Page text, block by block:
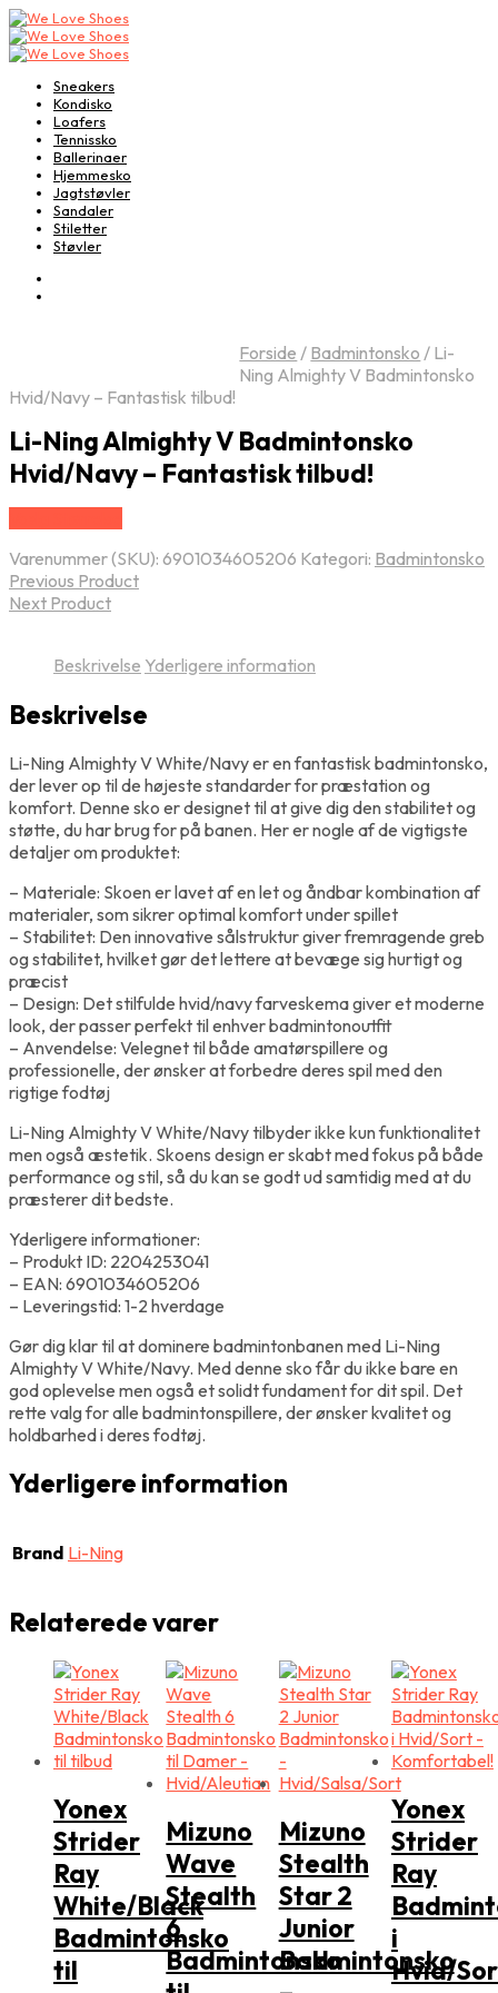
Sneakers
Kondisko
Loafers
Tennissko
Ballerinaer
Hjemmesko
Jagtstøvler
Sandaler
Stiletter
Støvler
Forside / Badmintonsko / Li-
Ning Almighty V Badmintonsko
Hvid/Navy – Fantastisk tilbud!
Li-Ning Almighty V Badmintonsko
Hvid/Navy – Fantastisk tilbud!
Varenummer (SKU): 6901034605206 Kategori: Badmintonsko
Previous Product
Next Product
Beskrivelse Yderligere information
Beskrivelse
Li-Ning Almighty V White/Navy er en fantastisk badmintonsko,
der lever op til de højeste standarder for præstation og
komfort. Denne sko er designet til at give dig den stabilitet og
støtte, du har brug for på banen. Her er nogle af de vigtigste
detaljer om produktet:
– Materiale: Skoen er lavet af en let og åndbar kombination af
materialer, som sikrer optimal komfort under spillet
– Stabilitet: Den innovative sålstruktur giver fremragende greb
og stabilitet, hvilket gør det lettere at bevæge sig hurtigt og
præcist
– Design: Det stilfulde hvid/navy farveskema giver et moderne
look, der passer perfekt til enhver badmintonoutfit
– Anvendelse: Velegnet til både amatørspillere og
professionelle, der ønsker at forbedre deres spil med den
rigtige fodtøj
Li-Ning Almighty V White/Navy tilbyder ikke kun funktionalitet
men også æstetik. Skoens design er skabt med fokus på både
performance og stil, så du kan se godt ud samtidig med at du
præsterer dit bedste.
Yderligere informationer:
– Produkt ID: 2204253041
– EAN: 6901034605206
– Leveringstid: 1-2 hverdage
Gør dig klar til at dominere badmintonbanen med Li-Ning
Almighty V White/Navy. Med denne sko får du ikke bare en
god oplevelse men også et solidt fundament for dit spil. Det
rette valg for alle badmintonspillere, der ønsker kvalitet og
holdbarhed i deres fodtøj.
Yderligere information
Brand Li-Ning
Relaterede varer
Yonex
Strider
Ray
White/Black
Badmintonsko
til
Mizuno
Wave
Stealth
6
Badmintonsko
Mizuno
Stealth
Star 2
Junior
Badmintonsko
Yonex
Strider
Ray
i
Hvid/